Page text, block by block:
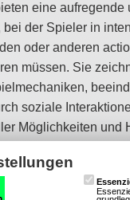
eine aufregende
bei der Spieler in
oder anderen
müssen. Sie
soziale
Möglichkeiten und
und die
Spielerlebnissen